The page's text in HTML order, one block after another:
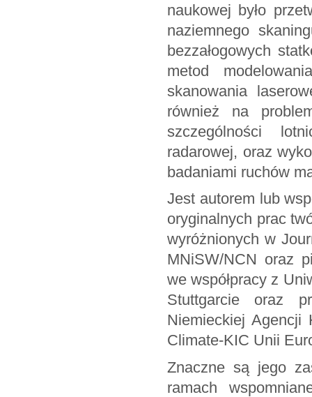
naukowej było
naziemnego
bezzałogowych
metod
skanowania
również na
szczególności
radarowej, oraz
badaniami ruchów
Jest autorem lub
oryginalnych prac
wyróżnionych w
MNiSW/NCN oraz
we współpracy z
Stuttgarcie oraz
Niemieckiej Agencji
Climate-KIC Unii
Znaczne są jego
ramach